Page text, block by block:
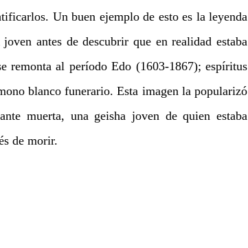
Un buen ejemplo de esto es la leyenda
antes de descubrir que en realidad estaba
remonta al período Edo (1603-1867); espíritus
blanco funerario. Esta imagen la popularizó
muerta, una geisha joven de quien estaba
de morir.